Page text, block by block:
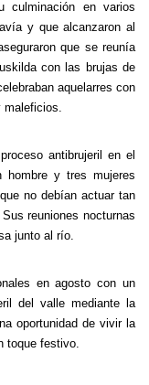
culminación en varios
y que alcanzaron al
que se reunía
con las brujas de
aquelarres con
maleficios.
antibrujeril en el
y tres mujeres
no debían actuar tan
reuniones nocturnas
junto al río.
en agosto con un
del valle mediante la
oportunidad de vivir la
toque festivo.